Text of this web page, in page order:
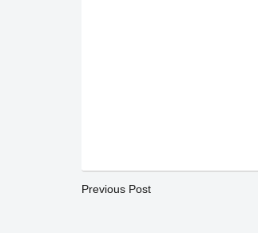
Previous Post